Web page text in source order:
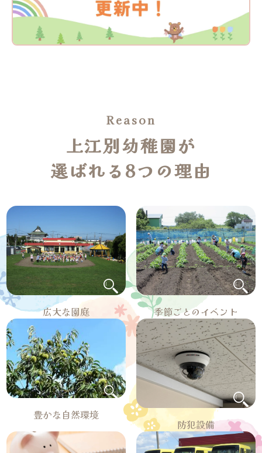
上江別幼稚園が
選ばれる8つの理由
広大な園庭 季節ごとのイベント
豊かな自然環境
防犯設備